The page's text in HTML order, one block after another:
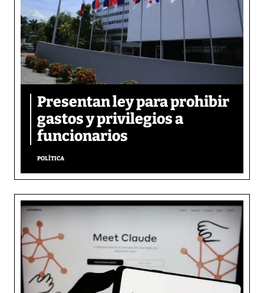
Presentan ley para prohibir
gastos y privilegios a
funcionarios
POLÍTICA